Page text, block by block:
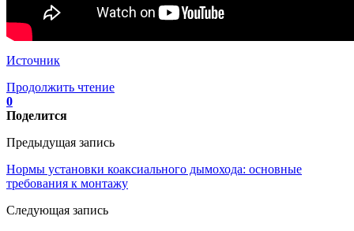
Источник
Продолжить чтение
0
Поделится
Предыдущая запись
Нормы установки коаксиального дымохода: основные
требования к монтажу
Следующая запись